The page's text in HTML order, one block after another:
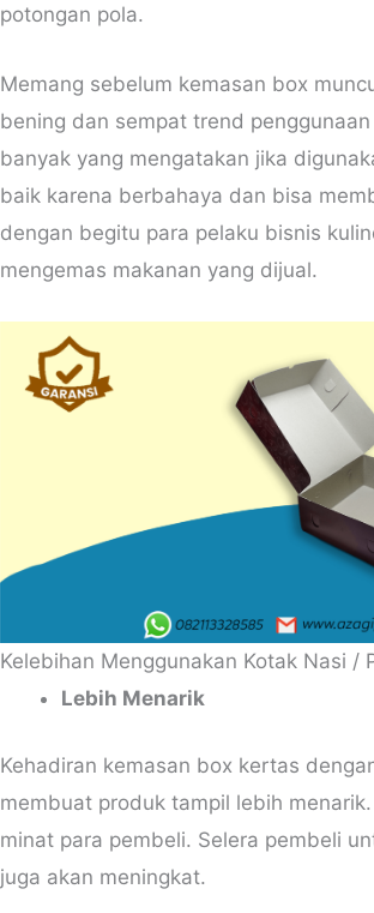
potongan pola.
Memang sebelum kemasan box
bening dan sempat trend
banyak yang mengatakan jika
baik karena berbahaya dan bisa
dengan begitu para pelaku bisnis
mengemas makanan yang dijual.
Kelebihan Menggunakan Kotak Nasi /
Lebih Menarik
Kehadiran kemasan box kertas
membuat produk tampil lebih
minat para pembeli. Selera pembeli
juga akan meningkat.